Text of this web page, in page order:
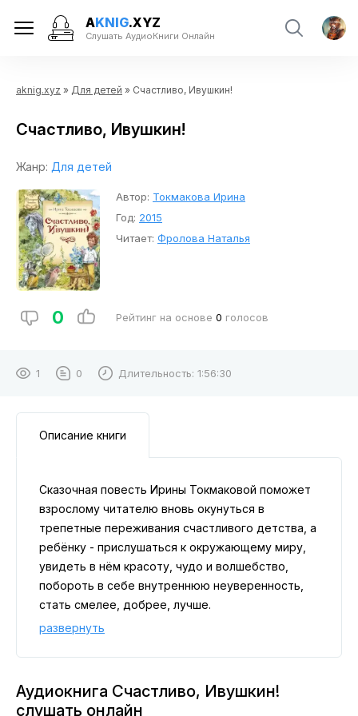
AKNIG.XYZ
Слушать АудиоКниги Онлайн
aknig.xyz » Для детей » Счастливо, Ивушкин!
Счастливо, Ивушкин!
Жанр: Для детей
Автор: Токмакова Ирина
Год: 2015
Читает: Фролова Наталья
0 Рейтинг на основе 0 голосов
1 0 Длительность: 1:56:30
Описание книги
Сказочная повесть Ирины Токмаковой поможет
взрослому читателю вновь окунуться в
трепетные переживания счастливого детства, а
ребёнку - прислушаться к окружающему миру,
увидеть в нём красоту, чудо и волшебство,
побороть в себе внутреннюю неуверенность,
стать смелее, добрее, лучше.
Повесть-сказка "Счастливо, Ивушкин!" про
подслушал разговор родителей - семья
где же там держать лошадь? Тем более Луша
развернуть
Аудиокнига Счастливо, Ивушкин!
слушать онлайн